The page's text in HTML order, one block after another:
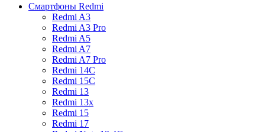
Смартфоны Redmi
Redmi A3
Redmi A3 Pro
Redmi A5
Redmi A7
Redmi A7 Pro
Redmi 14C
Redmi 15C
Redmi 13
Redmi 13x
Redmi 15
Redmi 17